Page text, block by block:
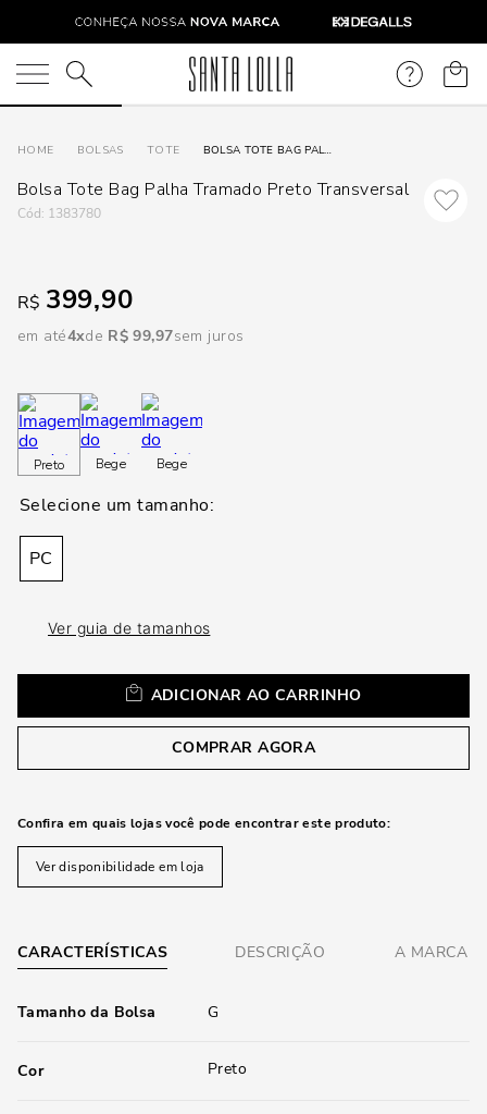
O que você está procurando?
BOLSAS TOTE BOLSA TOTE BAG PALHA TRAMADO PRETO TRANSVERSAL
Bolsa Tote Bag Palha Tramado Preto Transversal
: 1383780
R$ 399,90
em até4 R$ 99,97sem juros
Preto Bege Bege
PC
Ver guia de tamanhos
ADICIONAR AO CARRINHO
COMPRAR AGORA
Confira em quais lojas você pode encontrar este produto:
Ver disponibilidade em loja
CARACTERÍSTICAS DESCRIÇÃO A MARCA
Tamanho da Bolsa G
Cor Preto